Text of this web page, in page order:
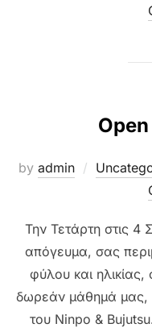
by admin
Την Τετάρτη στις 4
απόγευμα, σας
φύλου και
δωρεάν μάθημά μας,
του Ninpo &